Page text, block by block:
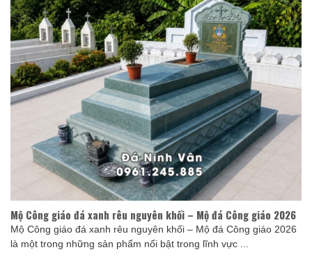
Mộ Công giáo đá xanh rêu nguyên khối – Mộ đá Công giáo 2026
Mộ Công giáo đá xanh rêu nguyên khối – Mộ đá Công giáo 2026
là một trong những sản phẩm nổi bật trong lĩnh vực ...